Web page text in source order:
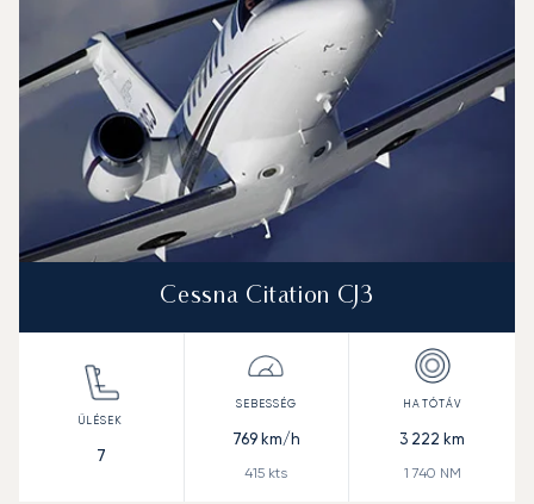
Cessna Citation CJ3
7
769km/h
415 kts
3 222 km
1 740 NM